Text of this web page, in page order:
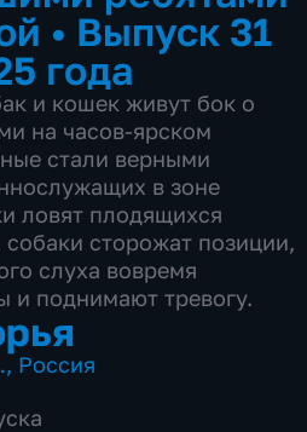
• Выпуск 31
года
и кошек живут бок о
на часов-ярском
стали верными
в зоне
ловят плодящихся
сторожат позиции,
слуха вовремя
и поднимают тревогу.
, Россия